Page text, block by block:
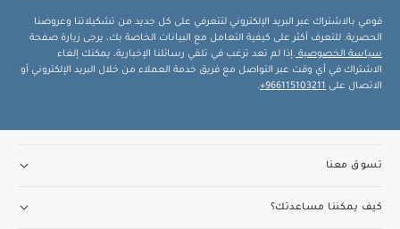
قومي بالاشتراك عبر البريد الإلكتروني لتتعرفي على كل جديد من تشكيلاتنا وعروضنا
الحصرية. للتعرف أكثر على كيفية التعامل مع البيانات الخاصة بك، يرجى زيارة صفحة
سياسة الخصوصية .إذا لم تعد ترغب في تلقي رسائلنا الإخبارية، يمكنك إلغاء
الاشتراك في أي وقت عبر التواصل مع فريق خدمة العملاء من خلال البريد الإلكتروني أو
الاتصال على 966115103211+
.
تسوق معنا
كيف يمكننا مساعدتك؟